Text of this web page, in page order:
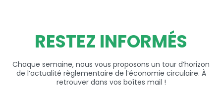
RESTEZ INFORMÉS
Chaque semaine, nous vous proposons un tour d’horizon
de l’actualité règlementaire de l’économie circulaire. À
retrouver dans vos boîtes mail !